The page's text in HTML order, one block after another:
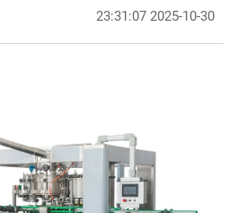
2025-10-30 23:31:07